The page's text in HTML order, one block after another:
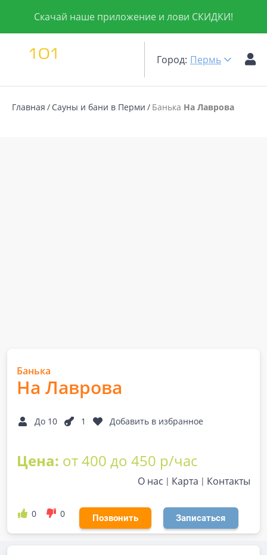
Скачай наше приложение и лови СКИДКИ!
Город: Пермь
Главная Сауны и бани в Перми Банька На Лаврова
Банька
На Лаврова
До 10 1 Добавить в избранное
Цена: от 400 до 450 р/час
О нас Карта Контакты
0 0 Позвонить Записаться